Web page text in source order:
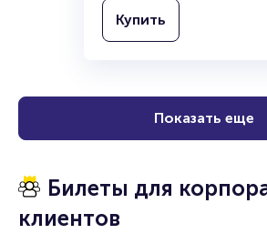
антрепризных спектаклях Ростовского
который функционировал в донской
Купить
Показать еще
Билеты для
клиентов